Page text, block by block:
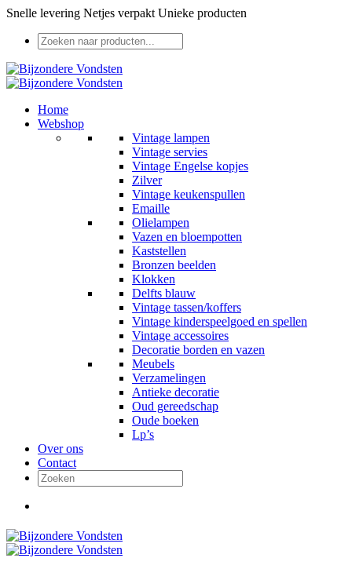
Snelle levering Netjes verpakt Unieke producten
Home
Webshop
Vintage lampen
Vintage servies
Vintage Engelse kopjes
Zilver
Vintage keukenspullen
Emaille
Olielampen
Vazen en bloempotten
Kaststellen
Bronzen beelden
Klokken
Delfts blauw
Vintage tassen/koffers
Vintage kinderspeelgoed en spellen
Vintage accessoires
Decoratie borden en vazen
Meubels
Verzamelingen
Antieke decoratie
Oud gereedschap
Oude boeken
Lp’s
Over ons
Contact